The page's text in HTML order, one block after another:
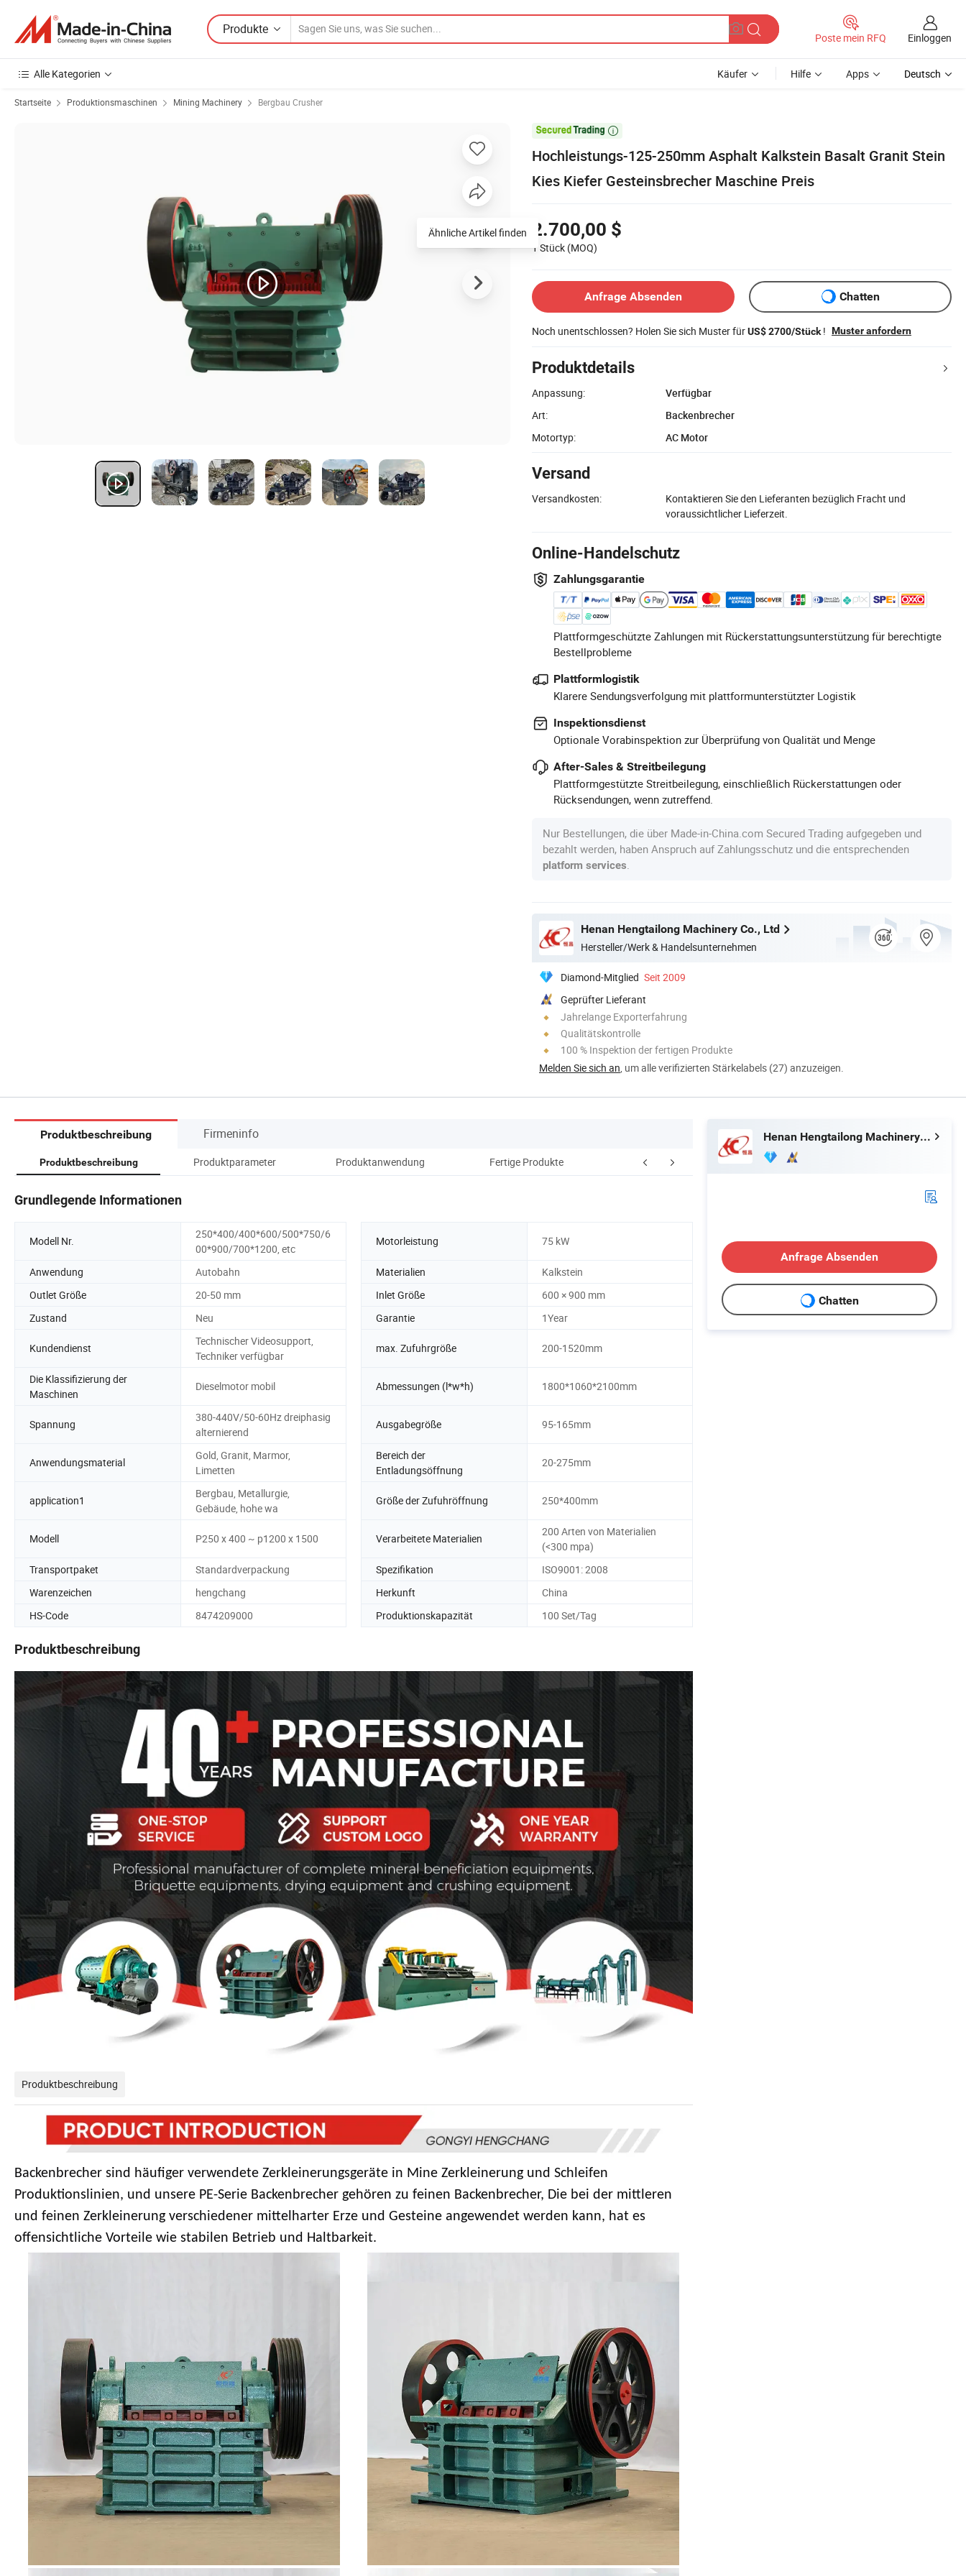
Produkte
Poste mein RFQ Einloggen
Alle Kategorien Käufer Hilfe Apps Deutsch
Startseite Produktionsmaschinen Mining Machinery Bergbau Crusher

Hochleistungs-125-250mm Asphalt Kalkstein Basalt Granit Stein
Kies Kiefer Gesteinsbrecher Maschine Preis
2.700,00 $
1 Stück (MOQ)
Anfrage Absenden Chatten
Noch unentschlossen? Holen Sie sich Muster fürUS$ 2700/Stück! Muster anfordern
Produktdetails
Anpassung:
Verfügbar
Art:
Backenbrecher
Motortyp:
AC Motor
Versand
Versandkosten:
Kontaktieren Sie den Lieferanten bezüglich Fracht und
voraussichtlicher Lieferzeit.
Online-Handelschutz
Zahlungsgarantie
Plattformgeschützte Zahlungen mit Rückerstattungsunterstützung für berechtigte
Bestellprobleme
Plattformlogistik
Klarere Sendungsverfolgung mit plattformunterstützter Logistik
Inspektionsdienst
Optionale Vorabinspektion zur Überprüfung von Qualität und Menge
After-Sales & Streitbeilegung
Plattformgestützte Streitbeilegung, einschließlich Rückerstattungen oder
Rücksendungen, wenn zutreffend.
Nur Bestellungen, die über Made-in-China.com Secured Trading aufgegeben und
bezahlt werden, haben Anspruch auf Zahlungsschutz und die entsprechenden
platform services
Henan Hengtailong Machinery Co., Ltd
Hersteller/Werk & Handelsunternehmen
Diamond-Mitglied Seit 2009
Geprüfter Lieferant
Jahrelange Exporterfahrung
Qualitätskontrolle
100 % Inspektion der fertigen Produkte
Melden Sie sich an, um alle verifizierten Stärkelabels (27) anzuzeigen.
Ähnliche Artikel finden
Produktbeschreibung Firmeninfo
Produktbeschreibung Produktparameter Produktanwendung Fertige Produkte Produktüberlegenheit Funktionsprinzip
Grundlegende Informationen
Modell Nr.
250*400/400*600/500*750/6
00*900/700*1200, etc
Motorleistung 75 kW
Anwendung Autobahn Materialien
Kalkstein
Outlet Größe
20-50 mm Inlet Größe
600 × 900 mm
Zustand
Neu Garantie 1Year
Kundendienst
Technischer Videosupport,
Techniker verfügbar
max. Zufuhrgröße 200-1520mm
Die Klassifizierung der
Maschinen
Dieselmotor mobil Abmessungen (l*w*h) 1800*1060*2100mm
Spannung
380-440V/50-60Hz dreiphasig
alternierend
Ausgabegröße 95-165mm
Anwendungsmaterial
Gold, Granit, Marmor,
Limetten
Bereich der
Entladungsöffnung
20-275mm
application1
Bergbau, Metallurgie,
Gebäude, hohe wa
Größe der Zufuhröffnung 250*400mm
Modell P250 x 400 ~ p1200 x 1500 Verarbeitete Materialien
200 Arten von Materialien
(<300 mpa)
Transportpaket
Standardverpackung Spezifikation
ISO9001: 2008
Warenzeichen
hengchang Herkunft
China
HS-Code
8474209000 Produktionskapazität 100 Set/Tag
Produktbeschreibung
Produktbeschreibung
Backenbrecher sind häufiger verwendete Zerkleinerungsgeräte in Mine Zerkleinerung und Schleifen
Produktionslinien, und unsere PE-Serie Backenbrecher gehören zu feinen Backenbrecher, Die bei der mittleren
und feinen Zerkleinerung verschiedener mittelharter Erze und Gesteine angewendet werden kann, hat es
offensichtliche Vorteile wie stabilen Betrieb und Haltbarkeit.
Henan Hengtailong Machinery Co., Ltd
Anfrage Absenden
Chatten